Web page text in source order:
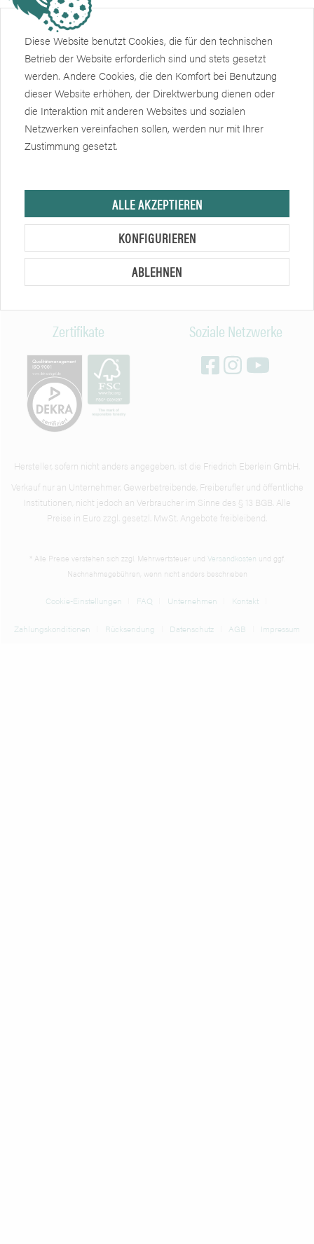
Das passende Zubehör für Ihre Schleifmaschinen
Schleifmaschinen sind in vielen Handwerksbetrieben ein
ständiger Begleiter. In unserem Malerbedarf online
Großhandel eberSHOP haben wir deshalb...mehr erfahren »
Unser Service
Informationen
Weiteres
Newsletter
Zertifikate Soziale Netzwerke
Hersteller, sofern nicht anders angegeben, ist die Friedrich Eberlein GmbH.
Verkauf nur an Unternehmer, Gewerbetreibende, Freiberufler und öffentliche
Institutionen, nicht jedoch an Verbraucher im Sinne des § 13 BGB. Alle
Preise in Euro zzgl. gesetzl. MwSt. Angebote freibleibend.
* Alle Preise verstehen sich zzgl. Mehrwertsteuer und Versandkosten und ggf.
Nachnahmegebühren, wenn nicht anders beschrieben
Cookie-Einstellungen FAQ Unternehmen Kontakt
Zahlungskonditionen Rücksendung Datenschutz AGB Impressum
Diese Website benutzt Cookies, die für den technischen
Betrieb der Website erforderlich sind und stets gesetzt
werden. Andere Cookies, die den Komfort bei Benutzung
dieser Website erhöhen, der Direktwerbung dienen oder
die Interaktion mit anderen Websites und sozialen
Netzwerken vereinfachen sollen, werden nur mit Ihrer
Zustimmung gesetzt.
ALLE AKZEPTIEREN
KONFIGURIEREN
ABLEHNEN